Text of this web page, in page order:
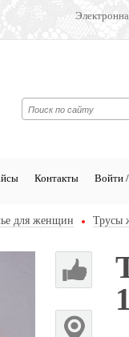
Контакты Войти /
для женщин Трусы